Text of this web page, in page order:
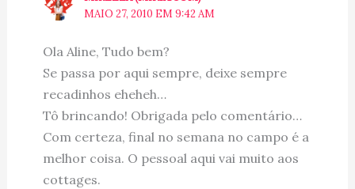
MAIO 27, 2010 EM 9:42 AM
Ola Aline, Tudo bem?
Se passa por aqui sempre, deixe sempre
recadinhos eheheh…
Tô brincando! Obrigada pelo comentário…
Com certeza, final no semana no campo é a
melhor coisa. O pessoal aqui vai muito aos
cottages.